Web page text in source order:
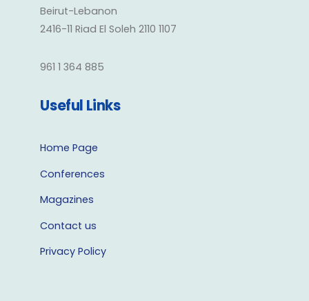
Beirut-Lebanon
2416-11 Riad El Soleh 2110 1107
961 1 364 885
Useful Links
Home Page
Conferences
Magazines
Contact us
Privacy Policy